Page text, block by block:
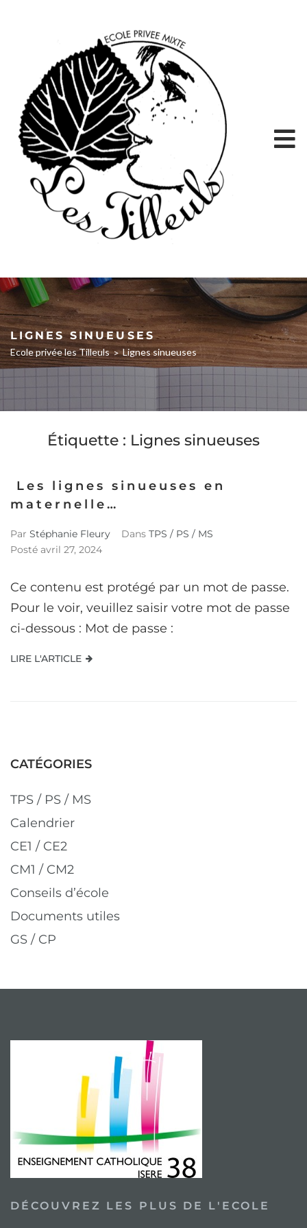
LIGNES SINUEUSES
Ecole privée les Tilleuls > Lignes sinueuses
Étiquette : Lignes sinueuses
Les lignes sinueuses en
maternelle…
Par Stéphanie Fleury Dans TPS / PS / MS
Posté avril 27, 2024
Ce contenu est protégé par un mot de passe.
Pour le voir, veuillez saisir votre mot de passe
ci-dessous : Mot de passe :
LIRE L'ARTICLE
CATÉGORIES
TPS / PS / MS
Calendrier
CE1 / CE2
CM1 / CM2
Conseils d’école
Documents utiles
GS / CP
DÉCOUVREZ LES PLUS DE L'ECOLE